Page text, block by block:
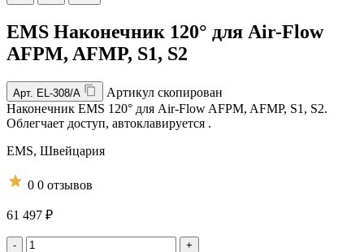
EMS Наконечник 120° для Air-Flow
AFPM, AFMP, S1, S2
Арт. EL-308/A
Артикул скопирован
Наконечник EMS 120° для Air-Flow AFPM, AFMP, S1, S2.
Облегчает доступ, автоклавируется .
EMS, Швейцария
0 0 отзывов
61 497 ₽
- +